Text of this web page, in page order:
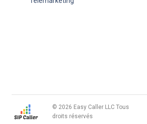
© 2026 Easy Caller LLC Tous
droits réservés